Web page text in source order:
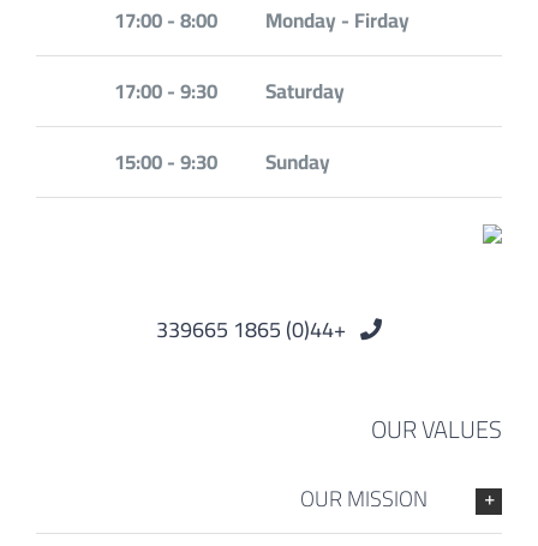
Monday - Firday
8:00 - 17:00
Saturday
9:30 - 17:00
Sunday
9:30 - 15:00
+44(0) 1865 339665
OUR VALUES
OUR MISSION